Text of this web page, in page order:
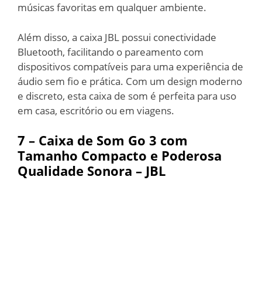
músicas favoritas em qualquer ambiente.
Além disso, a caixa JBL possui conectividade
Bluetooth, facilitando o pareamento com
dispositivos compatíveis para uma experiência de
áudio sem fio e prática. Com um design moderno
e discreto, esta caixa de som é perfeita para uso
em casa, escritório ou em viagens.
7 – Caixa de Som Go 3 com
Tamanho Compacto e Poderosa
Qualidade Sonora – JBL